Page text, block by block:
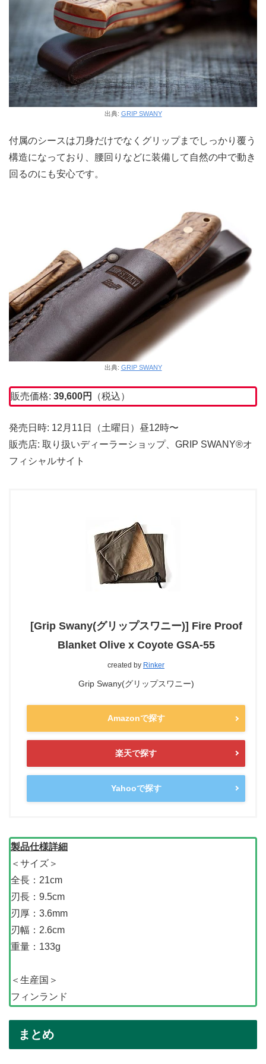
出典: GRIP SWANY
付属のシースは刀身だけでなくグリップまでしっかり覆う
構造になっており、腰回りなどに装備して自然の中で動き
回るのにも安心です。
出典: GRIP SWANY
販売価格: 39,600円 （税込）
発売日時: 12月11日（土曜日）昼12時〜
販売店: 取り扱いディーラーショップ、GRIP SWANY®︎オ
フィシャルサイト
[Grip Swany(グリップスワニー)] Fire Proof
Blanket Olive x Coyote GSA-55
created by Rinker
Grip Swany(グリップスワニー)
Amazonで探す
楽天で探す
Yahooで探す
製品仕様詳細
＜サイズ＞
全長：21cm
刃長：9.5cm
刃厚：3.6mm
刃幅：2.6cm
重量：133g
＜生産国＞
フィンランド
まとめ